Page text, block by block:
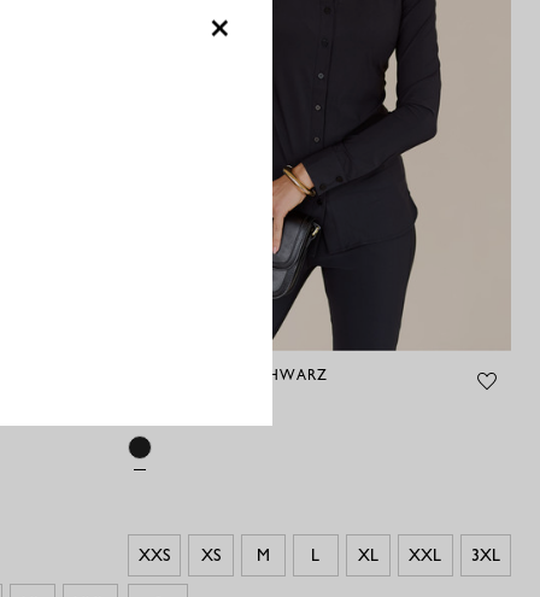
unverzichtbaren Bestandteil deiner Garderobe wird.
Mit der Lexie Denim Hose von Studio Anneloes investierst du
in ein langlebiges, stilvolles und komfortables Denim-Basic, das
POPPY BLUSE - SCHWARZ
XXS XS M L XL XXL 3XL
×